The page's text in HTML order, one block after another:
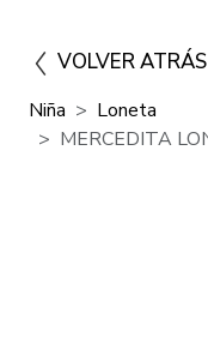
VOLVER ATRÁS
Niña
Loneta
MERCEDITA